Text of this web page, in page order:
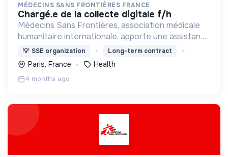
MÉDECINS SANS FRONTIÈRES FRANCE
chargé.e de la collecte digitale f/h
Médecins Sans Frontières, association médicale
humanitaire internationale, apporte une assistance
médicale à des populations dont la vie est
menacée.
💡 SSE organization Long-term contract
Paris, France Health
4 months ago